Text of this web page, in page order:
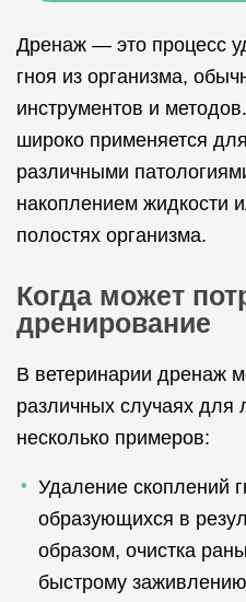
Дренаж — это процесс
гноя из организма,
инструментов и
широко применяется
различными
накоплением жидкости
полостях организма.
Когда может
дренирование
В ветеринарии дренаж
различных случаях для
несколько примеров:
Удаление скоплений
образующихся в
образом, очистка
быстрому